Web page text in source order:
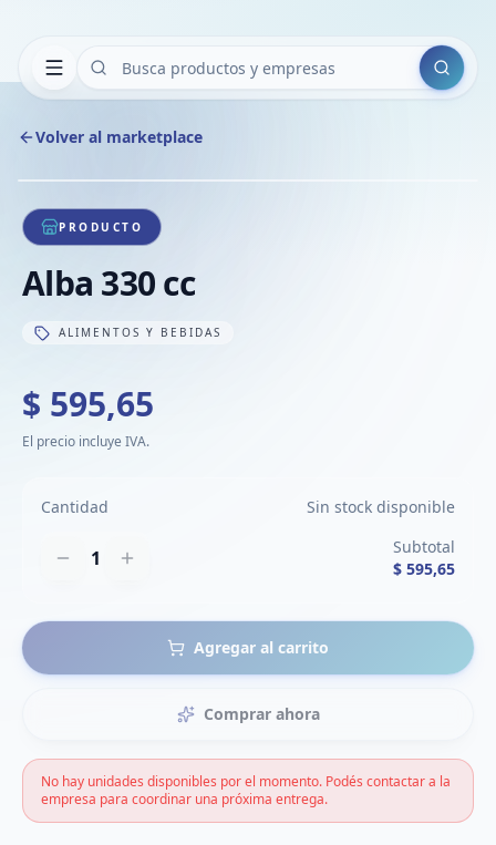
Buscar
Volver al marketplace
1/1
PRODUCTO
Alba 330 cc
ALIMENTOS Y BEBIDAS
$ 595,65
El precio incluye IVA.
Cantidad Sin stock disponible
1
Subtotal
$ 595,65
Agregar al carrito
Comprar ahora
No hay unidades disponibles por el momento. Podés contactar a la
empresa para coordinar una próxima entrega.